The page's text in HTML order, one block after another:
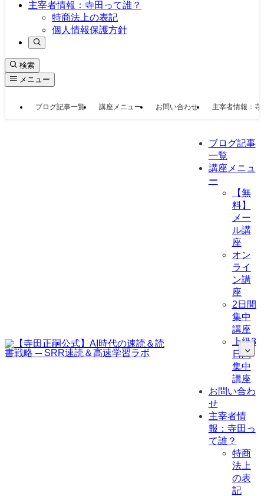
主宰者情報：寺田って誰？
特商法上の表記
個人情報保護方針
検索
メニュー
ブログ記事一覧 講座メニュー お問い合わせ 主宰者情報：寺
ブログ記事
一覧
講座メニュ
ー
【無
料】
メー
ル講
座
オン
ライ
ン講
座
2日間
集中
講座
上級3
日間
集中
講座
お問い合わ
せ
主宰者情
報：寺田っ
て誰？
特商
法上
の表
記